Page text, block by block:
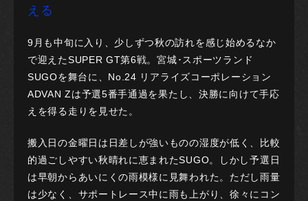
える
9月も中旬に入り、少しずつ秋の訪れを感じ始めるなか
で迎えたSUPER GT第6戦。宮城･スポーツランド
SUGOを舞台に、No.24 リアライズコーポレーション
ADVAN Zは予選5番手通過を果たし、決勝に向けて手応
えを得る走りを見せた。
搬入日の金曜日は日差しが強いものの湿度が低く、比較
的過ごしやすい秋晴れに恵まれたSUGO。しかし予選日
は早朝からあいにくの雨模様に見舞われた。ただし雨量
は少なく、サポートレース中に雨も上がり、徐々にコン